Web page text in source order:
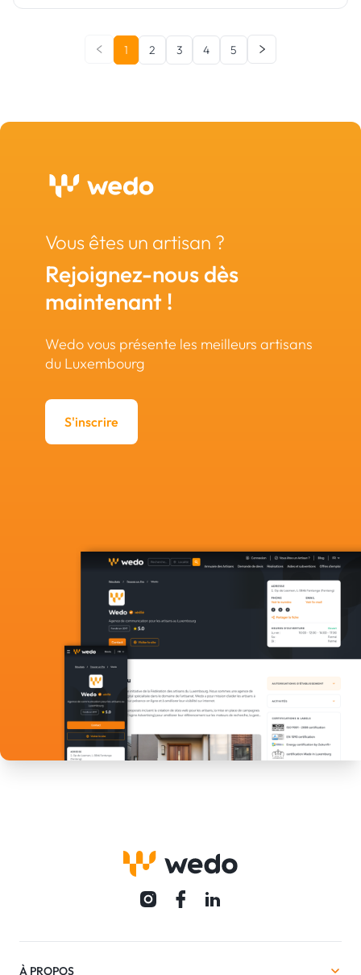
1 2 3 4 5
Vous êtes un artisan ?
Rejoignez-nous dès
maintenant !
Wedo vous présente les meilleurs artisans
du Luxembourg
S'inscrire
À PROPOS